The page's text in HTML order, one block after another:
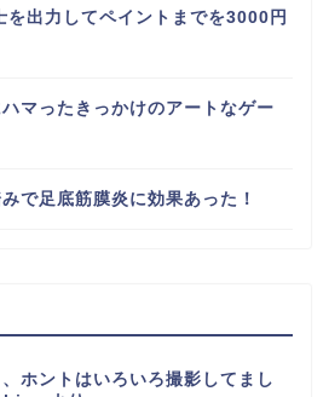
を出力してペイントまでを3000円
ハマったきっかけのアートなゲー
で足底筋膜炎に効果あった！
ホントはいろいろ撮影してまし